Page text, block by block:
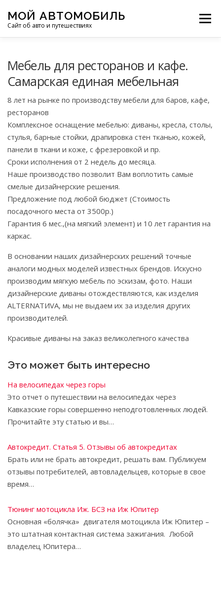
содержимому
МОЙ АВТОМОБИЛЬ
Сайт об авто и путешествиях
Меню
ФОТООТЧЕТЫ ОСТАЛЬНОЕ
Мебель для ресторанов и кафе.
Самарская единая мебельная
8 лет на рынке по производству мебели для баров, кафе,
ресторанов
Комплексное оснащение мебелью: диваны, кресла, столы,
стулья, барные стойки, драпировка стен тканью, кожей,
панели в ткани и коже, с фрезеровкой и пр.
Сроки исполнения от 2 недель до месяца.
Наше производство позволит Вам воплотить самые
смелые дизайнерские решения.
Предложение под любой бюджет (Стоимость
посадочного места от 3500р.)
Гарантия 6 мес.,(на мягкий элемент) и 10 лет гарантия на
каркас.
В основании наших дизайнерских решений точные
аналоги модных моделей известных брендов. Искусно
производим мягкую мебель по эскизам, фото. Наши
дизайнерские диваны отождествляются, как изделия
ALTERNATИVA, мы не выдаем их за изделия других
производителей.
Красивые диваны на заказ великолепного качества
Это может быть интересно
На велосипедах через горы
Это отчет о путешествии на велосипедах через
Кавказские горы совершенно неподготовленных людей.
Прочитайте эту статью и вы…
Автокредит. Статья 5. Отзывы об автокредитах
Брать или не брать автокредит, решать вам. Публикуем
отзывы потребителей, автовладельцев, которые в свое
время…
Тюнинг мотоцикла Иж. БСЗ на Иж Юпитер
Основная «болячка» двигателя мотоцикла Иж Юпитер –
это штатная контактная система зажигания. Любой
владелец Юпитера…